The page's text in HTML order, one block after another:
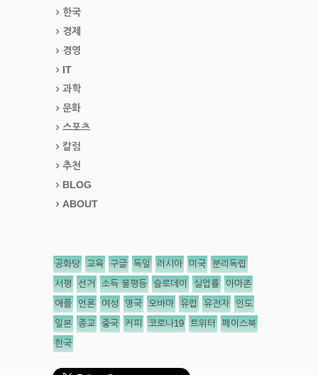
한국
경제
경영
IT
과학
문화
스포츠
칼럼
추천
BLOG
ABOUT
공화당 교육 구글 독일 러시아 미국 분리독립
서평 선거 소득 불평등 슬로데이 실업률 아마존
애플 언론 여성 영국 오바마 유럽 유전자 인도
일본 종교 중국 커피 코로나19 트위터 페이스북
한국